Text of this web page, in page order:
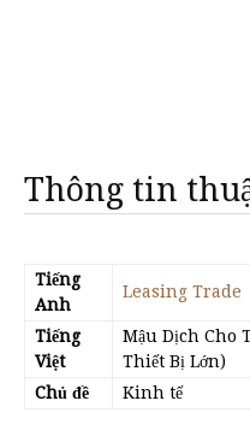
Thông tin
Tiếng
Anh
Leasing Trade
Tiếng
Việt
Mậu Dịch Cho
Thiết Bị Lớn)
Chủ đề
Kinh tế